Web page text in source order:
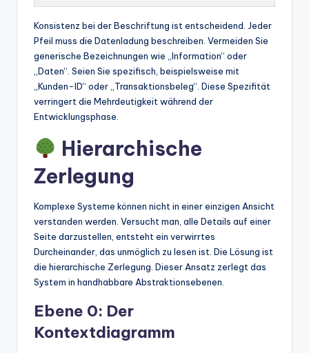
Konsistenz bei der Beschriftung ist entscheidend. Jeder
Pfeil muss die Datenladung beschreiben. Vermeiden Sie
generische Bezeichnungen wie „Information“ oder
„Daten“. Seien Sie spezifisch, beispielsweise mit
„Kunden-ID“ oder „Transaktionsbeleg“. Diese Spezifität
verringert die Mehrdeutigkeit während der
Entwicklungsphase.
Hierarchische
Zerlegung
Komplexe Systeme können nicht in einer einzigen Ansicht
verstanden werden. Versucht man, alle Details auf einer
Seite darzustellen, entsteht ein verwirrtes
Durcheinander, das unmöglich zu lesen ist. Die Lösung ist
die hierarchische Zerlegung. Dieser Ansatz zerlegt das
System in handhabbare Abstraktionsebenen.
Ebene 0: Der
Kontextdiagramm